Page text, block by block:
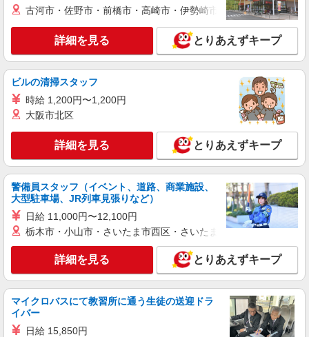
古河市・佐野市・前橋市・高崎市・伊勢崎市・太田市・館林市
詳細を見る とりあえずキープ
ビルの清掃スタッフ
時給 1,200円〜1,200円
大阪市北区
詳細を見る とりあえずキープ
警備員スタッフ（イベント、道路、商業施設、
大型駐車場、JR列車見張りなど）
日給 11,000円〜12,100円
栃木市・小山市・さいたま市西区・さいたま市岩槻区・久喜市・
詳細を見る とりあえずキープ
マイクロバスにて教習所に通う生徒の送迎ドラ
イバー
日給 15,850円